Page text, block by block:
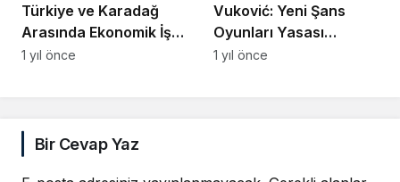
Türkiye ve Karadağ
Arasında Ekonomik İş
Birliği Güçleniyor
1 yıl önce
Vuković: Yeni Şans
Oyunları Yasası
Çocuklarımızı da
1 yıl önce
Bir Cevap Yaz